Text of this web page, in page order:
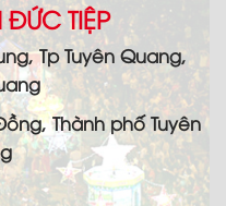
TIỆP
Tp Tuyên Quang,
Thành phố Tuyên